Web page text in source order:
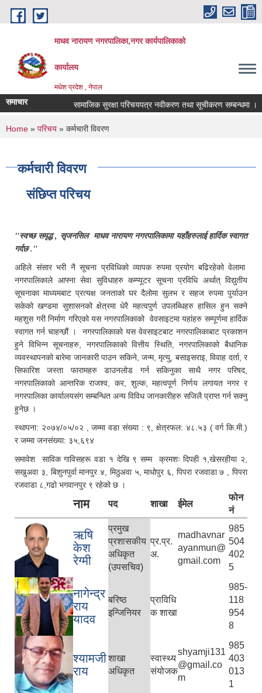
Skip to main content
माधव नारायण नगरपालिका,नगर कार्यपालिकाको
कार्यालय
मधेश प्रदेश , नेपाल
समाचार सामाजिक सुरक्षा परिचयपत्र नवीकरण तथा सूचीकरण सम्बन्धमा ।
You are here
Home » परिचय » कर्मचारी विवरण
कर्मचारी विवरण
संछिप्त परिचय
"स्वच्छ समृद्ध , सृजनसिल माधव नारायण नगरपालिकामा यहाँहरुलाई हार्दिक स्वागत
गर्दछ ."
अहिले संसार भरी नै सूचना प्रविधिको व्यापक रुपमा प्रयोग बढिरहेको वेलामा
नगरपालिकाले आफ्ना सेवा सुविधाहरु कम्प्यूटर सूचना प्रविधि अर्थात् विद्युतीय
सूचनाका माध्यमबाट प्रत्यक्ष जनताको घर दैलोमा सुलभ र सहज रुपमा पुर्याउन
सकेको खण्डमा सुशासनको क्षेत्रमा धेरै महत्वपुर्ण उपलब्धिहरु हासिल हुन सक्ने
महशुस गरी निर्माण गरिएको यस नगरपालिकाको वेवसाइटमा यहांहरु सम्पूर्णमा हार्दिक
स्वागत गर्न चाहन्छौं । नगरपालिकाको यस वेवसाइटबाट नगरपालिकाबाट प्रकाशन
हुने विभिन्न सूचनाहरु, नगरपालिकाको वित्तीय स्थिति, नगरपालिकाको बैधानिक
व्यवस्थापनको बारेमा जानकारी पाउन सकिने, जन्म, मृत्यु, बसाइसराइ, विवाह दर्ता, र
सिफारिश जस्ता फारामहरु डाउनलोड गर्न सकिनुका साथै नगर परिषद,
नगरपालिकाको आन्तरिक राजश्व, कर, शुल्क, महत्वपूर्ण निर्णय लगायत नगर र
नगरपालिका कार्यालयसंग सम्बन्धित अन्य विविध जानकारीहरु सजिलै प्राप्त गर्न सक्नु
हुनेछ ।
स्थापना: २०७४/०५/०२ , जम्मा वडा संख्या : ९, क्षेत्रफल: ४८.५३ ( वर्ग कि.मी.)
र जम्मा जनसंख्या: ३५,६९४
समावेश साविक गाविसहरू वडा १ देखि ९ सम्म क्रमशः दिपही १,खेसरहीया २,
सखुअवा ३, बिशुनपुर्वा मानपुर ४, मिठुअवा ५, माधोपुर ६, पिपरा रजवाडा ७ , पिपरा
रजवाडा ८,गढो भगवानपुर ९ रहेको छ ।
नाम पद शाखा ईमेल
फोन
नं
ऋषि
केश
रेग्मी
प्रमुख
प्रशासकीय
अधिकृत
(उपसचिव)
प्र.प्र.
अ.
madhavnar
ayanmun@
gmail.com
985
504
402
5
नागेन्द्र
राय
यादव
बरिष्ठ
इन्जिनियर
प्राविधि
क शाखा
985-
118
954
8
श्यामजी
राय
शाखा
अधिकृत
स्वास्थ्य
संयोजक
shyamji131
@gmail.co
m
985
403
013
1